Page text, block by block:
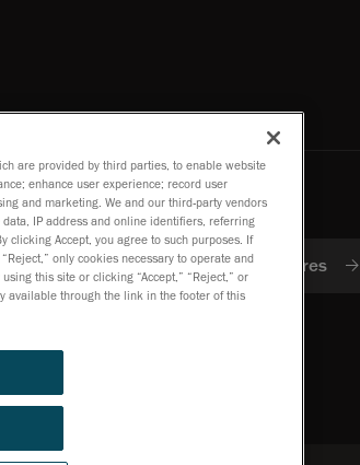
Vidéos Webinaires
vus
are provided by third parties, to enable website
enhance user experience; record user
and marketing. We and our third-party vendors
IP address and online identifiers, referring
clicking Accept, you agree to such purposes. If
only cookies necessary to operate and
this site or clicking “Accept,” “Reject,” or
available through the link in the footer of this